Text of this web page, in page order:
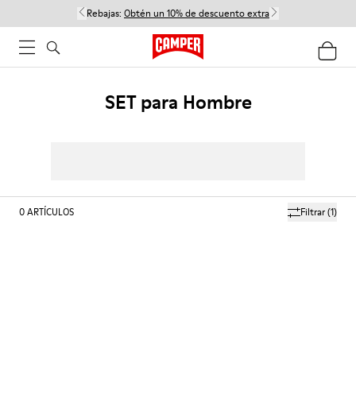
Rebajas: Obtén un 10% de descuento extra
SET para Hombre
Filtrar(1)
0ARTÍCULOS